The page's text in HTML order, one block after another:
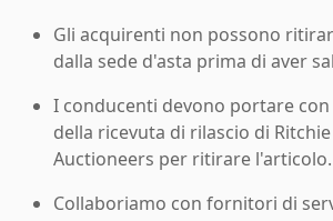
Gli acquirenti non possono
dalla sede d'asta prima di aver
I conducenti devono portare con
della ricevuta di rilascio di
Auctioneers per ritirare l'articolo.
Collaboriamo con fornitori di